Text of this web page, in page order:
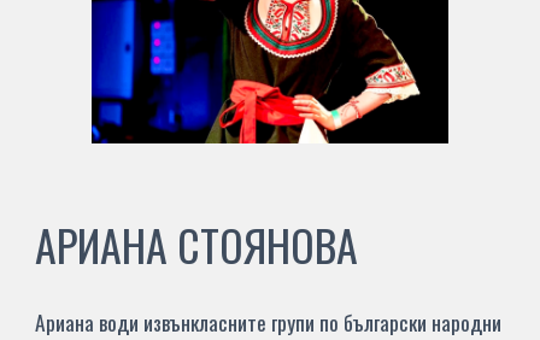
АРИАНА СТОЯНОВА
Ариана води извънкласните групи по български народни